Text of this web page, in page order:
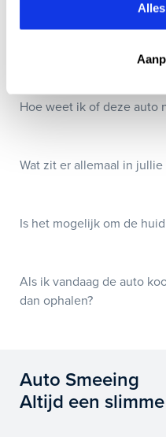
Hoe weet ik of deze auto
Wat zit er allemaal in
Is het mogelijk om de
Als ik vandaag de auto
dan ophalen?
Auto Smeeing
Altijd een